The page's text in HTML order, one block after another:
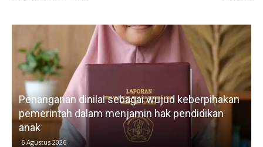
Penanganan dinilai sebagai wujud keberpihakan
pemerintah dalam menjamin hak pendidikan
anak
6 Agustus 2026